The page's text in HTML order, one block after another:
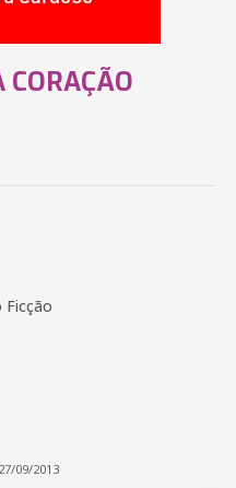
CORAÇÃO
09/2013